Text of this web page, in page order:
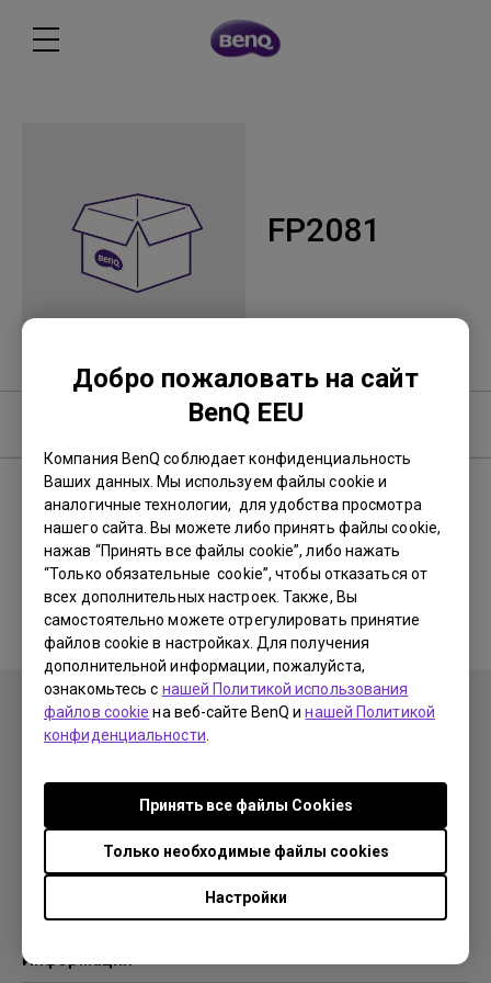
Добро пожаловать на сайт
BenQ EEU
Компания BenQ соблюдает конфиденциальность
Ваших данных. Мы используем файлы cookie и
аналогичные технологии, для удобства просмотра
нашего сайта. Вы можете либо принять файлы cookie,
нажав “Принять все файлы cookie”, либо нажать
“Только обязательные cookie”, чтобы отказаться от
всех дополнительных настроек. Также, Вы
самостоятельно можете отрегулировать принятие
файлов cookie в настройках. Для получения
дополнительной информации, пожалуйста,
ознакомьтесь с нашей Политикой использования
файлов cookie на веб-сайте BenQ инашей Политикой
конфиденциальности
Настройки
Только необходимые файлы cookies
Принять все файлы Сookies
FP2081
Программное обеспечение
Соответствующие программы
и драйверы отсутствуют
Продукция
Мониторы
Решения
Поддержка
Ресурсы
Информация